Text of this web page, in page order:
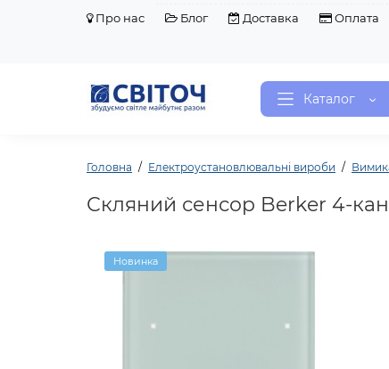
Про нас Блог Доставка Оплата
Каталог
Головна Електроустановлювальні вироби
Скляний сенсор Berker 4-
Новинка